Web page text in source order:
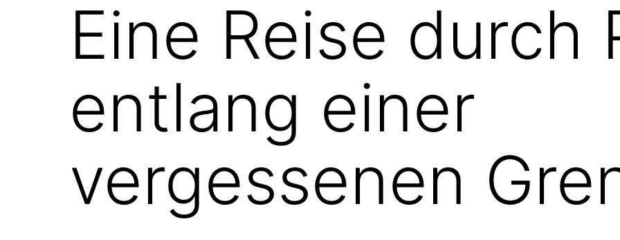
Eine Reise durch
entlang einer
vergessenen